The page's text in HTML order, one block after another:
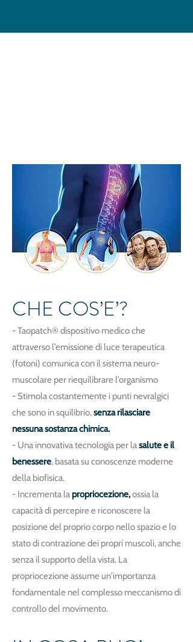
CHE COS’E’?
- Taopatch® dispositivo medico che
attraverso l’emissione di luce terapeutica
(fotoni) comunica con il sistema neuro-
muscolare per riequilibrare l’organismo
- Stimola costantemente i punti nevralgici
che sono in squilibrio,senza rilasciare
nessuna sostanza chimica.
- Una innovativa tecnologia per lasalute e il
benessere, basata su conoscenze moderne
della biofisica.
- Incrementa la propriocezione,ossia la
capacità di percepire e riconoscere la
posizione del proprio corpo nello spazio e lo
stato di contrazione dei propri muscoli, anche
senza il supporto della vista. La
propriocezione assume un'importanza
fondamentale nel complesso meccanismo di
controllo del movimento.